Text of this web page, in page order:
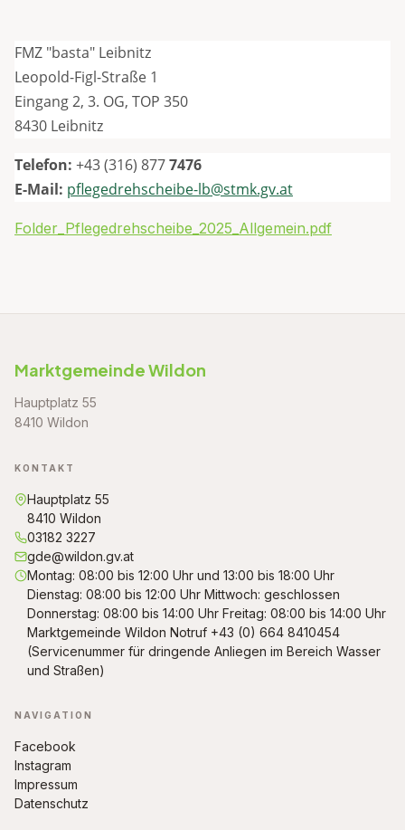
FMZ "basta" Leibnitz
Leopold-Figl-Straße 1
Eingang 2, 3. OG, TOP 350
8430 Leibnitz
Telefon: +43 (316) 8777476
E-Mail: pflegedrehscheibe-lb@stmk.gv.at
Folder_Pflegedrehscheibe_2025_Allgemein.pdf
Marktgemeinde Wildon
Hauptplatz 55
8410 Wildon
KONTAKT
Hauptplatz 55
8410 Wildon
03182 3227
gde@wildon.gv.at
Montag: 08:00 bis 12:00 Uhr und 13:00 bis 18:00 Uhr
Dienstag: 08:00 bis 12:00 Uhr Mittwoch: geschlossen
Donnerstag: 08:00 bis 14:00 Uhr Freitag: 08:00 bis 14:00 Uhr
Marktgemeinde Wildon Notruf +43 (0) 664 8410454
(Servicenummer für dringende Anliegen im Bereich Wasser
und Straßen)
NAVIGATION
Facebook
Instagram
Impressum
Datenschutz